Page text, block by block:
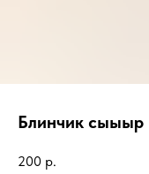
Блинчик сыыыр
200 р.